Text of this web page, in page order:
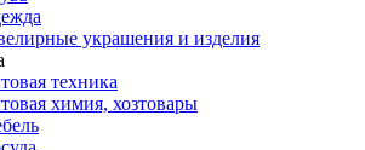
украшения и изделия
техника
химия, хозтовары